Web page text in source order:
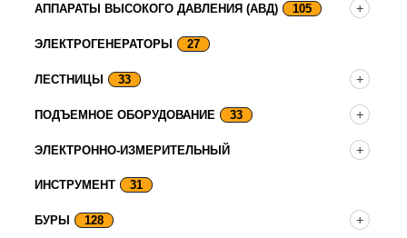
АППАРАТЫ ВЫСОКОГО ДАВЛЕНИЯ (АВД) 105
ЭЛЕКТРОГЕНЕРАТОРЫ 27
ЛЕСТНИЦЫ 33
ПОДЪЕМНОЕ ОБОРУДОВАНИЕ 33
ЭЛЕКТРОННО-ИЗМЕРИТЕЛЬНЫЙ
ИНСТРУМЕНТ 31
БУРЫ 128